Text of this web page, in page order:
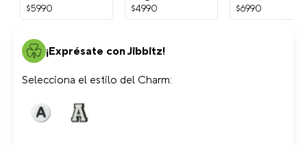
Snoopy
Blanco Crocs
$5990
$4990 Dorada Crocs
$6990
¡Exprésate con Jibbitz!
Selecciona el estilo del Charm: